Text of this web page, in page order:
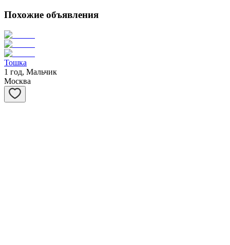
Похожие объявления
Тошка
1 год, Мальчик
Москва